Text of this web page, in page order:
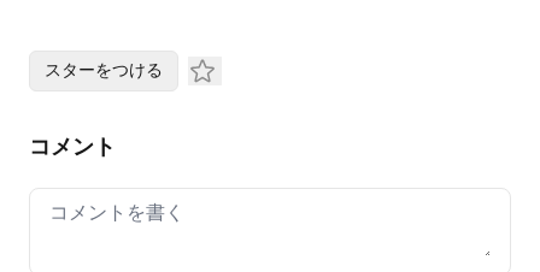
スターをつける
コメント
Your comment